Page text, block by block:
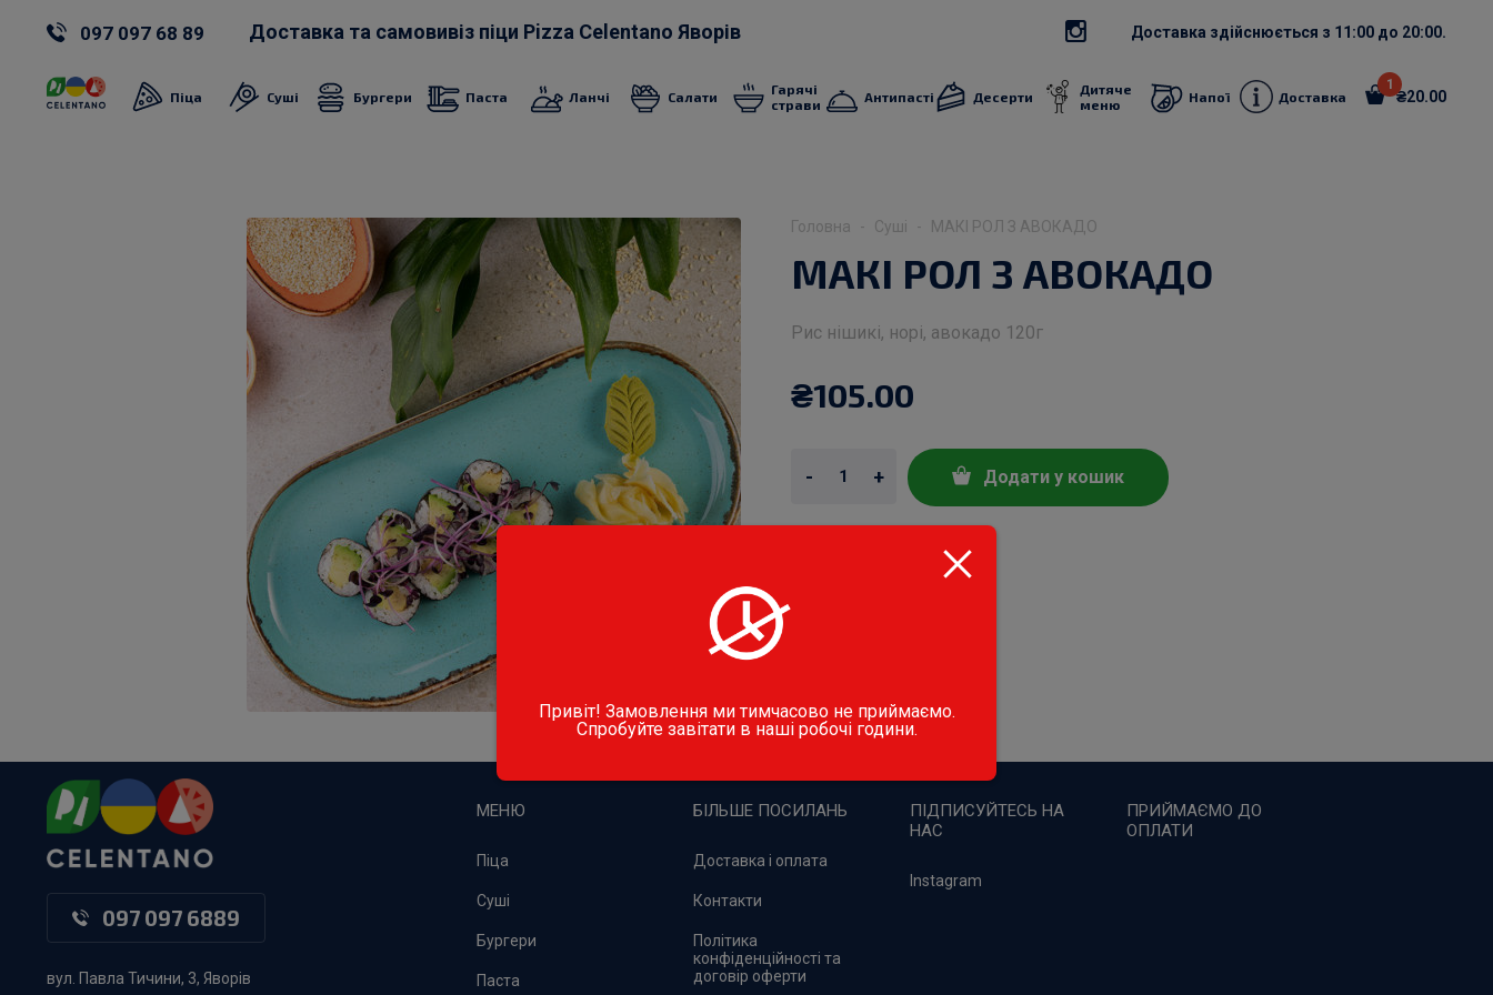
097 097 68 89 Доставка та самовивіз піци Pizza Celentano Яворів Доставка здійснюється з 11:00 до 20:00.
Піца Суші Бургери Паста Ланчі Салати
Гарячі
страви
Антипасті Десерти
Дитяче
меню
Напої Доставка
1
₴20.00
Головна Суші МАКІ РОЛ З АВОКАДО
МАКІ РОЛ З АВОКАДО
Рис нішикі, норі, авокадо 120г
₴105.00
- + Додати у кошик
097 097 6889
вул. Павла Тичини, 3, Яворів
МЕНЮ
Піца
Суші
Бургери
Паста
БІЛЬШЕ ПОСИЛАНЬ
Доставка і оплата
Контакти
Політика
конфіденційності та
договір оферти
ПІДПИСУЙТЕСЬ НА
НАС
Instagram
ПРИЙМАЄМО ДО
ОПЛАТИ
Привіт! Замовлення ми тимчасово не приймаємо.
Спробуйте завітати в наші робочі години.